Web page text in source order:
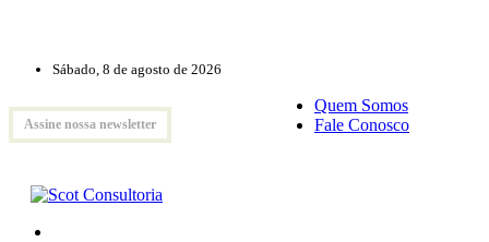
Sábado, 8 de agosto de 2026
Assine nossa newsletter
Quem Somos
Fale Conosco